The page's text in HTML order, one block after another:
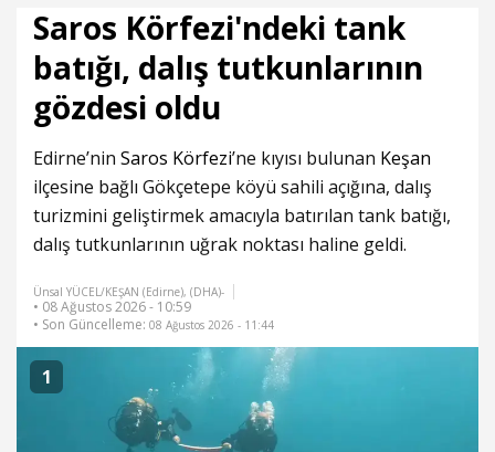
Saros Körfezi'ndeki tank
batığı, dalış tutkunlarının
gözdesi oldu
Edirne’nin Saros Körfezi’ne kıyısı bulunan Keşan
ilçesine bağlı Gökçetepe köyü sahili açığına, dalış
turizmini geliştirmek amacıyla batırılan tank batığı,
dalış tutkunlarının uğrak noktası haline geldi.
Ünsal YÜCEL/KEŞAN (Edirne), (DHA)-
• 08 Ağustos 2026 - 10:59
• Son Güncelleme: 08 Ağustos 2026 - 11:44
1